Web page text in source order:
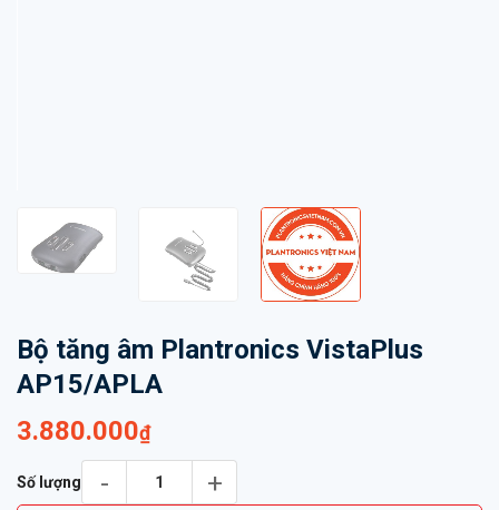
Bộ tăng âm Plantronics VistaPlus
AP15/APLA
3.880.000₫
Số lượng